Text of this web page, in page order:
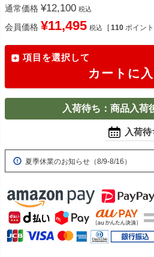
通常価格 ¥12,100 税込
会員価格 ¥11,495 税込 [ 110 ポイン
項目を選択して
カートに
入荷待ち：商品入荷
入荷待
夏季休業のお知らせ（8/9-8/16）